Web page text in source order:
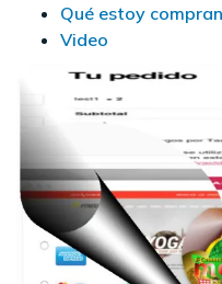
Qué estoy
Video